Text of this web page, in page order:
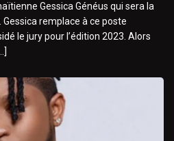
Gessica Généus qui sera la
remplace à ce poste
le jury pour l’édition 2023. Alors